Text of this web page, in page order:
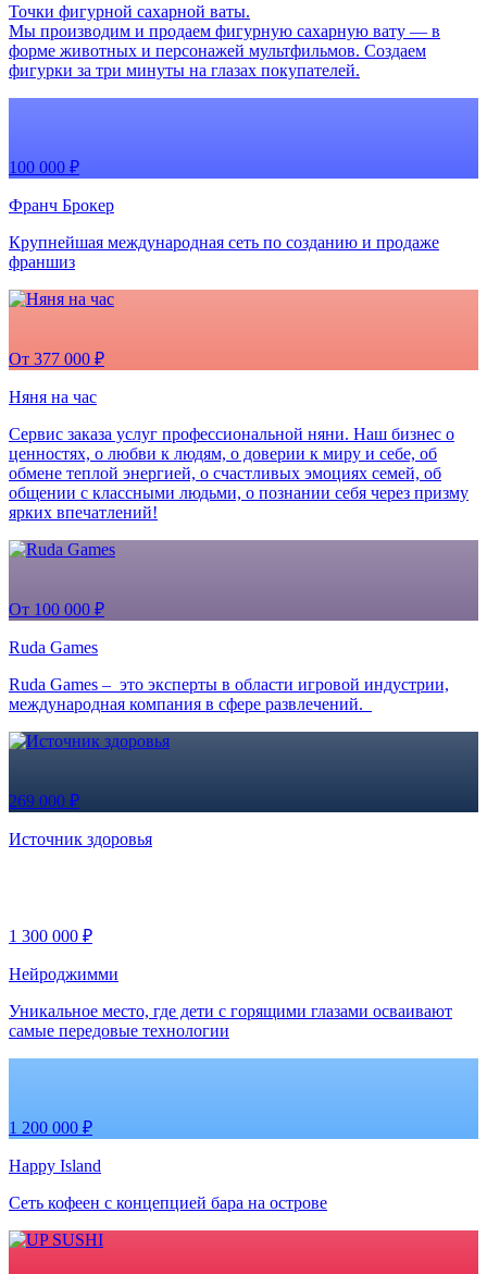
Точки фигурной сахарной ваты.
Мы производим и продаем фигурную сахарную вату — в
форме животных и персонажей мультфильмов. Создаем
фигурки за три минуты на глазах покупателей.
100 000 ₽
Франч Брокер
Крупнейшая международная сеть по созданию и продаже
франшиз
От 377 000 ₽
Няня на час
Сервис заказа услуг профессиональной няни. Наш бизнес о
ценностях, о любви к людям, о доверии к миру и себе, об
обмене теплой энергией, о счастливых эмоциях семей, об
общении с классными людьми, о познании себя через призму
ярких впечатлений!
От 100 000 ₽
Ruda Games
Ruda Games – это эксперты в области игровой индустрии,
международная компания в сфере развлечений.
269 000 ₽
Источник здоровья
1 300 000 ₽
Нейроджимми
Уникальное место, где дети с горящими глазами осваивают
самые передовые технологии
1 200 000 ₽
Happy Island
Сеть кофеен с концепцией бара на острове